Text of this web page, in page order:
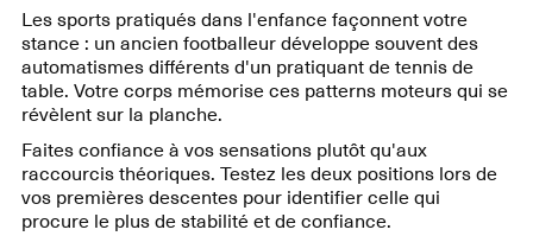
Les sports pratiqués dans l'enfance façonnent votre
stance : un ancien footballeur développe souvent des
automatismes différents d'un pratiquant de tennis de
table. Votre corps mémorise ces patterns moteurs qui se
révèlent sur la planche.
Faites confiance à vos sensations plutôt qu'aux
raccourcis théoriques. Testez les deux positions lors de
vos premières descentes pour identifier celle qui
procure le plus de stabilité et de confiance.